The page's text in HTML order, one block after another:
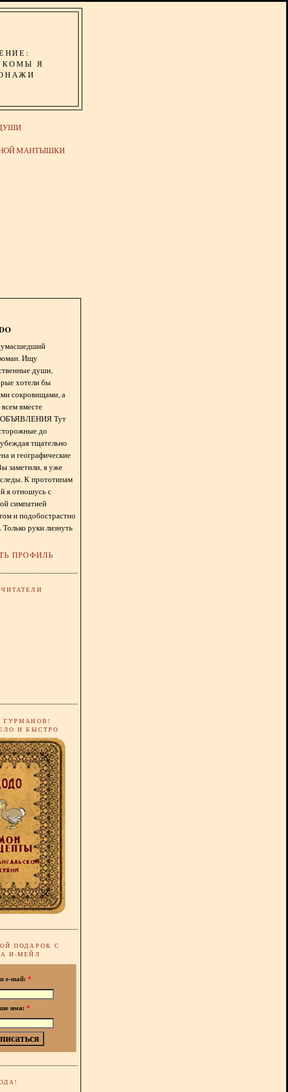
КОМЫ Я
МАНТЫШКИ
Ищу
души,
хотели бы
сокровищами, а
вместе
ОБЪЯВЛЕНИЯ Тут
до
тщательно
и географические
заметили, я уже
следы. К прототипам
я отношусь с
симпатией
и подобострастно
Только руки лизнуть
ПРОФИЛЬ
ГУРМАНОВ!
И БЫСТРО
ПОДАРОК С
И-МЕЙЛ
e-mail: *
имя: *